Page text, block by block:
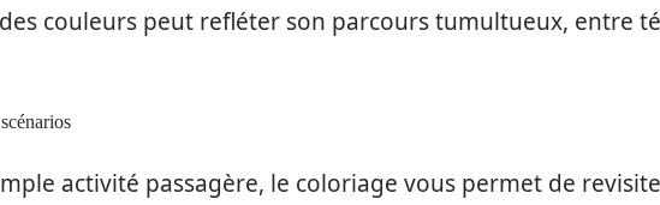
couleurs peut refléter son parcours tumultueux, entre
activité passagère, le coloriage vous permet de